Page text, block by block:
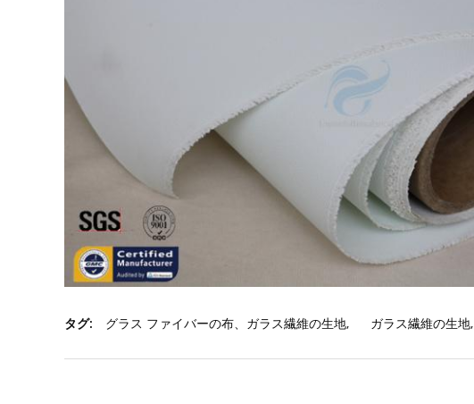
タグ: グラス ファイバーの布、ガラス繊維の生地, ガラス繊維の生地,